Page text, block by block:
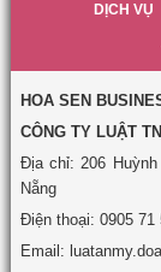
DỊCH VỤ
HOA SEN
CÔNG TY LUẬT
Địa chỉ: 206
Nẵng
Điện thoại: 0905 71
Email: